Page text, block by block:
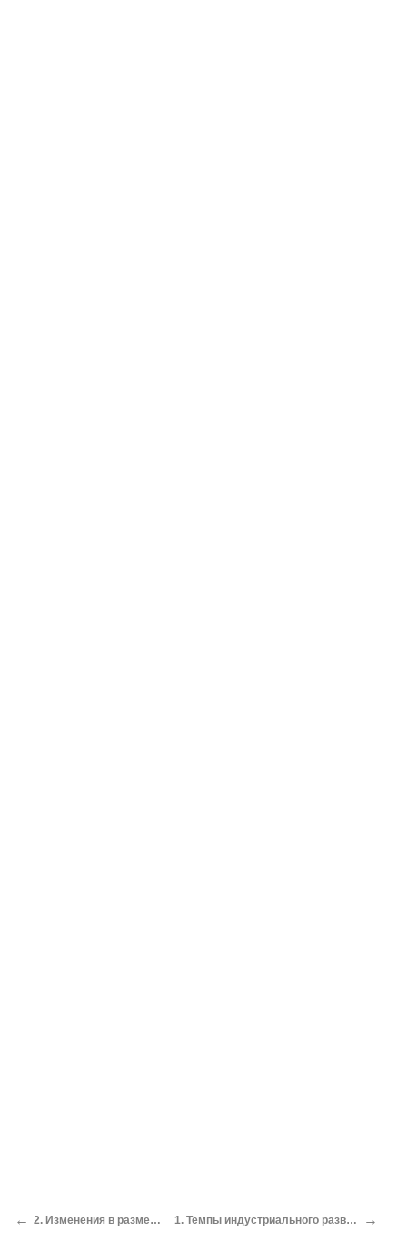
← 2. Изменения в размещении важнейших отраслей промышленности 1. Темпы индустриального развития и создание многоотраслевой структуры промышленности →